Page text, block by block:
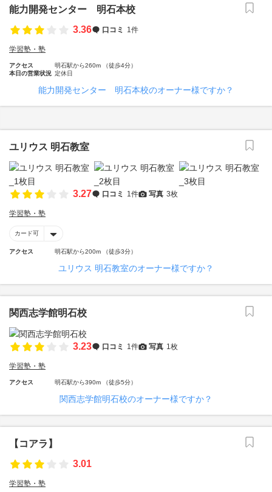
能力開発センター 明石本校
3.36
口コミ 1件
学習塾・塾
アクセス
明石駅から260m （徒歩4分）
本日の営業状況 定休日
能力開発センター 明石本校のオーナー様ですか？
ユリウス 明石教室
3.27 口コミ 1件 写真 3枚
学習塾・塾
カード可
アクセス 明石駅から200m （徒歩3分）
ユリウス 明石教室のオーナー様ですか？
関西志学館明石校
3.23 口コミ 1件 写真 1枚
学習塾・塾
アクセス 明石駅から390m （徒歩5分）
関西志学館明石校のオーナー様ですか？
【コアラ】
3.01
学習塾・塾